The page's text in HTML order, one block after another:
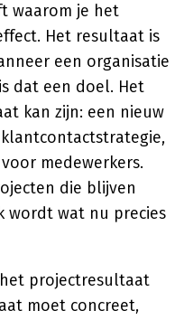
waarom je het
Het resultaat is
een organisatie
dat een doel. Het
kan zijn: een nieuw
klantcontactstrategie,
medewerkers.
die blijven
wordt wat nu precies
projectresultaat
moet concreet,